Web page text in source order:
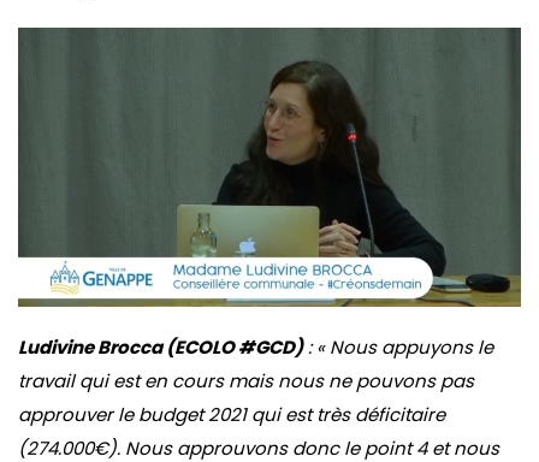
Ludivine Brocca (ECOLO #GCD): « Nous appuyons le
travail qui est en cours mais nous ne pouvons pas
approuver le budget 2021 qui est très déficitaire
(274.000€). Nous approuvons donc le point 4 et nous